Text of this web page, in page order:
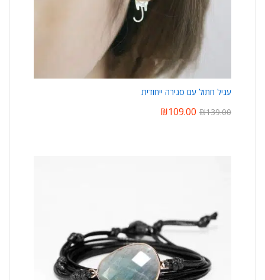
עגיל חתול עם סגירה ייחודית
₪109.00 ₪139.00